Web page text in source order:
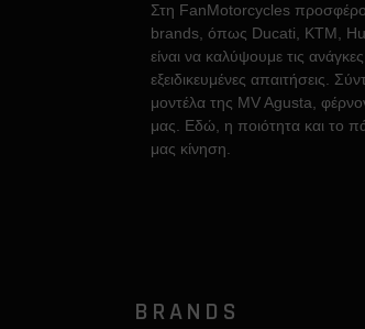
Στη FanMotorcycles
brands, όπως Ducati, KTM,
είναι να καλύψουμε τις
εξειδικευμένες απαιτήσεις.
μοντέλα της MV Agusta,
μας. Εδώ, η ποιότητα και το
μας κίνηση.
BRANDS